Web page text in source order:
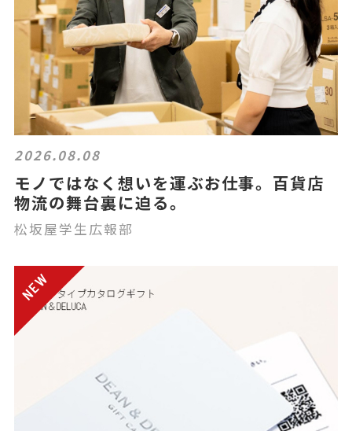
2026.08.08
モノではなく想いを運ぶお仕事。百貨店
物流の舞台裏に迫る。
松坂屋学生広報部